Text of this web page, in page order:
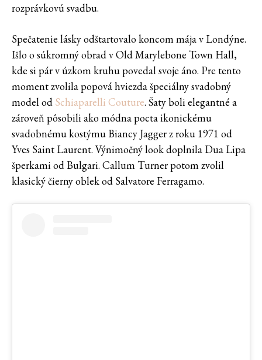
rozprávkovú svadbu.
Spečatenie lásky odštartovalo koncom mája v Londýne.
Išlo o súkromný obrad v Old Marylebone Town Hall,
kde si pár v úzkom kruhu povedal svoje áno. Pre tento
moment zvolila popová hviezda špeciálny svadobný
model od Schiaparelli Couture. Šaty boli elegantné a
zároveň pôsobili ako módna pocta ikonickému
svadobnému kostýmu Biancy Jagger z roku 1971 od
Yves Saint Laurent. Výnimočný look doplnila Dua Lipa
šperkami od Bulgari. Callum Turner potom zvolil
klasický čierny oblek od Salvatore Ferragamo.